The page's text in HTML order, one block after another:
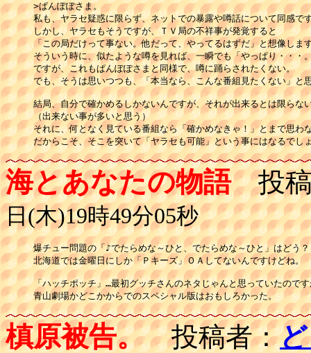
>ぱんぽぽさま。
私も、ヤラセ疑惑に限らず、ネットでの暴露や噂話について同感で
しかし、ヤラセもそうですが、ＴＶ局の不祥事が発覚すると
「この局だけって事ない。他だって、やってるはずだ」と想像しま
そういう時に、似たような噂を見れば、一瞬でも「やっぱり・・・
ですが、これもぱんぽぽさまと同様で、噂に踊らされたくない。
でも、そうは思いつつも、「本当なら、こんな番組見たくない」と
結局、自分で確かめるしかないんですが、それが出来るとは限らな
（出来ない事が多いと思う）
それに、何となく見ている番組なら「確かめなきゃ！」とまで思わ
だからこそ、そこを突いて「ヤラセも可能」という事にはなるでし
海とあなたの物語投稿
日(木)19時49分05秒
爆チュー問題の「♪でたらめな～ひと、でたらめな～ひと」はどう？
北海道では金曜日にしか「Ｐキーズ」ＯＡしてないんですけどね。
「ハッチポッチ」…最初グッチさんのネタじゃんと思っていたので
青山劇場かどこかからでのスペシャル版はおもしろかった。
槙原被告。投稿者：